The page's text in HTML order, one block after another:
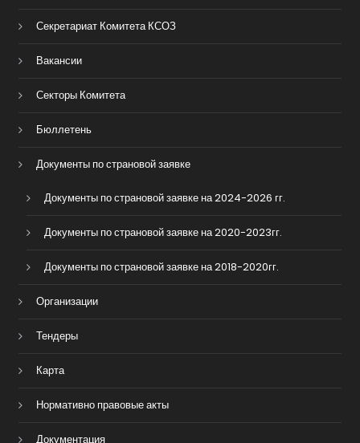
Секретариат Комитета КСОЗ
Вакансии
Секторы Комитета
Бюллетень
Документы по страновой заявке
Документы по страновой заявке на 2024-2026 гг.
Документы по страновой заявке на 2020-2023гг.
Документы по страновой заявке на 2018-2020гг.
Организации
Тендеры
Карта
Нормативно правовые акты
Документация